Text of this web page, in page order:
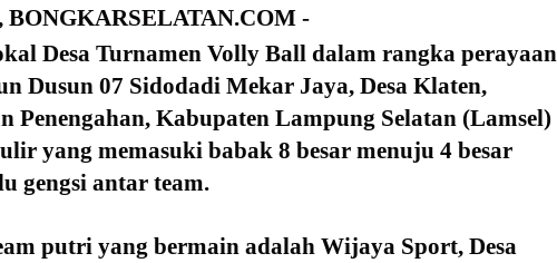
-
Desa Turnamen Volly Ball dalam rangka perayaan
Dusun 07 Sidodadi Mekar Jaya, Desa Klaten,
Penengahan, Kabupaten Lampung Selatan (Lamsel)
yang memasuki babak 8 besar menuju 4 besar
gengsi antar team.
putri yang bermain adalah Wijaya Sport, Desa